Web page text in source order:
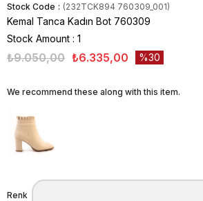
Stock Code (232TCK894 760309_001)
Kemal Tanca Kadın Bot 760309
Stock Amount : 1
₺9.050,00 ₺6.335,00 30
We recommend these along with this item.
Renk